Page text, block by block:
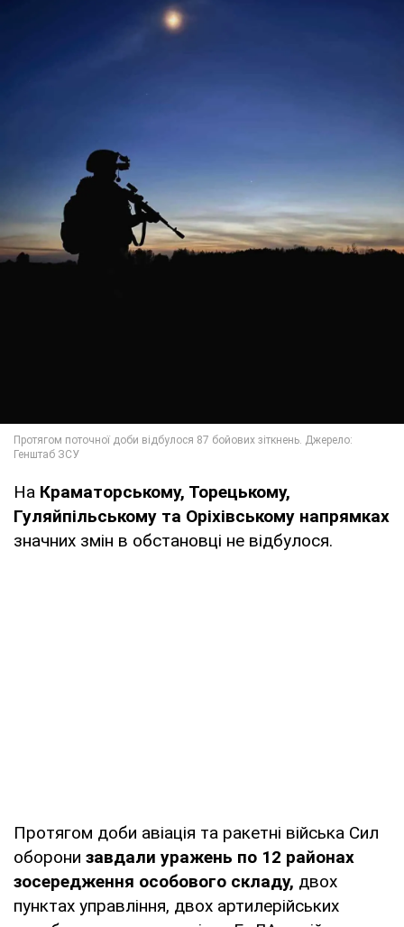
На Краматорському, Торецькому,
Гуляйпільському та Оріхівському напрямках
значних змін в обстановці не відбулося.
Протягом доби авіація та ракетні війська Сил
оборони завдали уражень по 12 районах
зосередження особового складу, двох
пунктах управління, двох артилерійських